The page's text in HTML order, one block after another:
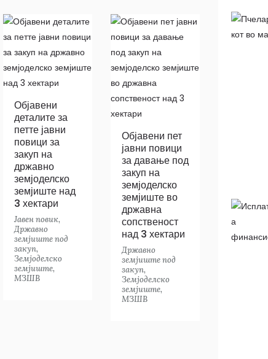
Објавени
деталите за
петте јавни
повици за
закуп на
државно
земјоделско
земјиште над
3 хектари
Јавен повик,
Државно
земјиште под
закуп,
Земјоделско
земјиште,
МЗШВ
Објавени пет
јавни повици
за давање под
закуп на
земјоделско
земјиште во
државна
сопственост
над 3 хектари
Државно
земјиште под
закуп,
Земјоделско
земјиште,
МЗШВ